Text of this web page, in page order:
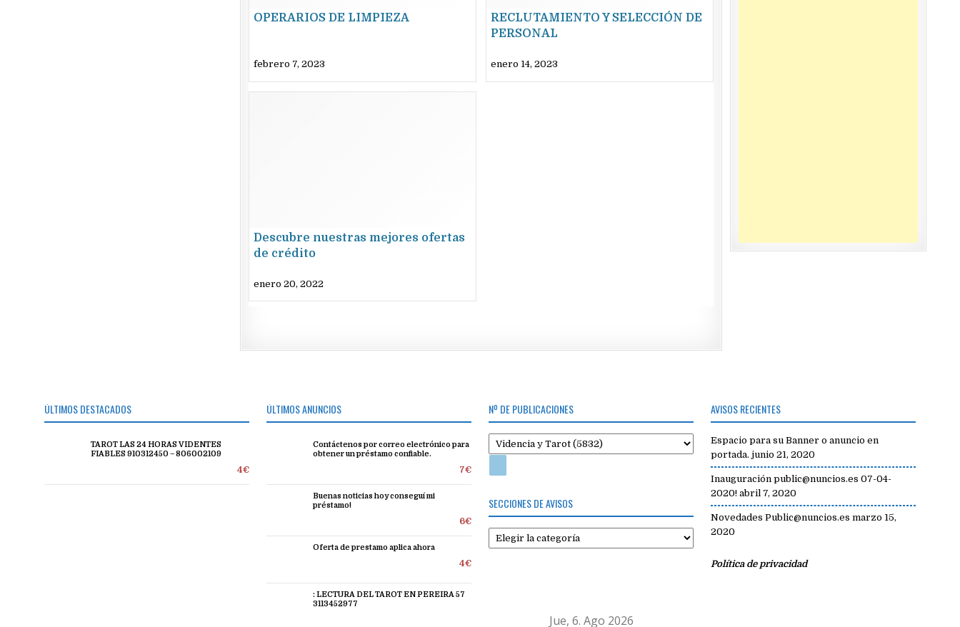
OPERARIOS DE LIMPIEZA
febrero 7, 2023
RECLUTAMIENTO Y SELECCIÓN DE
PERSONAL
enero 14, 2023
Descubre nuestras mejores ofertas
de crédito
enero 20, 2022
ÚLTIMOS DESTACADOS
TAROT LAS 24 HORAS VIDENTES
FIABLES 910312450 – 806002109
4€
ÚLTIMOS ANUNCIOS
Contáctenos por correo electrónico para
obtener un préstamo confiable.
7€
Buenas noticias hoy conseguí mi
préstamo!
6€
Oferta de prestamo aplica ahora
4€
: LECTURA DEL TAROT EN PEREIRA 57
3113452977
Nº DE PUBLICACIONES
SECCIONES DE AVISOS
Secciones
de
AVISOS RECIENTES
Espacio para su Banner o anuncio en
portada. junio 21, 2020
Inauguración public@nuncios.es 07-04-
2020! abril 7, 2020
Novedades Public@nuncios.es marzo 15,
2020
Política de privacidad